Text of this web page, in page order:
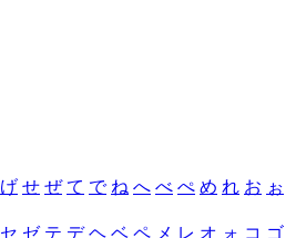
げ せ ぜ て で ね へ べ ぺ め れ お ぉ
セ ゼ テ デ ヘ ベ ペ メ レ オ ォ コ ゴ